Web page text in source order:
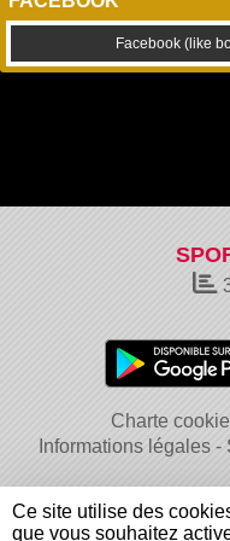
Facebook (like
Charte
Informations légales
Ce site utilise des
que vous souhaitez